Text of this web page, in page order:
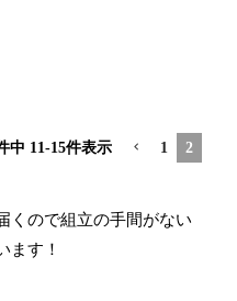
中 11-15件表示 1 2
くので組立の手間がない
ます！